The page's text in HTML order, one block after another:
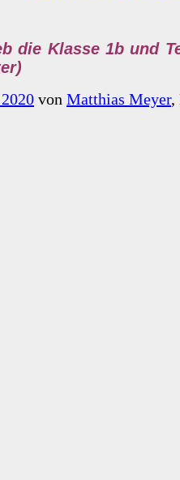
die Klasse 1b und
von Matthias Meyer,